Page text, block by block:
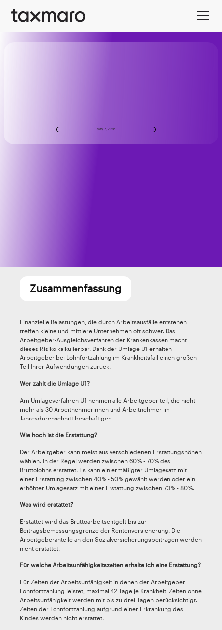
May 7, 2026
Zusammenfassung
Finanzielle Belastungen, die durch Arbeitsausfälle entstehen
treffen kleine und mittlere Unternehmen oft schwer. Das
Arbeitgeber-Ausgleichsverfahren der Krankenkassen macht
dieses Risiko kalkulierbar. Dank der Umlage U1 erhalten
Arbeitgeber bei Lohnfortzahlung im Krankheitsfall einen großen
Teil Ihrer Aufwendungen zurück.
Wer zahlt die Umlage U1?
Am Umlageverfahren U1 nehmen alle Arbeitgeber teil, die nicht
mehr als 30 Arbeitnehmerinnen und Arbeitnehmer im
Jahresdurchschnitt beschäftigen.
Wie hoch ist die Erstattung?
Der Arbeitgeber kann meist aus verschiedenen Erstattungshöhen
wählen. In der Regel werden zwischen 60 % - 70 % des
Bruttolohns erstattet. Es kann ein ermäßigter Umlagesatz mit
einer Erstattung zwischen 40 % - 50 % gewählt werden oder ein
erhöhter Umlagesatz mit einer Erstattung zwischen 70 % - 80 %.
Was wird erstattet?
Erstattet wird das Bruttoarbeitsentgelt bis zur
Beitragsbemessungsgrenze der Rentenversicherung. Die
Arbeitgeberanteile an den Sozialversicherungsbeiträgen werden
nicht erstattet.
Für welche Arbeitsunfähigkeitszeiten erhalte ich eine Erstattung?
Für Zeiten der Arbeitsunfähigkeit in denen der Arbeitgeber
Lohnfortzahlung leistet, maximal 42 Tage je Krankheit. Zeiten ohne
Arbeitsunfähigkeit werden mit bis zu drei Tagen berücksichtigt.
Zeiten der Lohnfortzahlung aufgrund einer Erkrankung des
Kindes werden nicht erstattet.